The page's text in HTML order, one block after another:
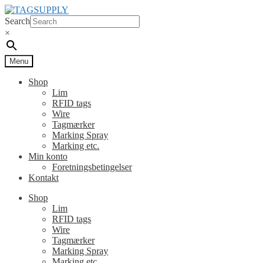
Spring
til
navigation
Spring
til
indhold
Search
×
Menu
Shop
Lim
RFID tags
Wire
Tagmærker
Marking Spray
Marking etc.
Min konto
Foretningsbetingelser
Kontakt
Shop
Lim
RFID tags
Wire
Tagmærker
Marking Spray